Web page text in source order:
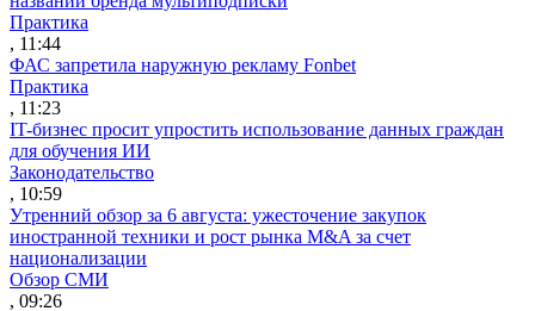
Практика
, 11:44
ФАС запретила наружную рекламу Fonbet
Практика
, 11:23
IT-бизнес просит упростить использование данных граждан
для обучения ИИ
Законодательство
, 10:59
Утренний обзор за 6 августа: ужесточение закупок
иностранной техники и рост рынка M&A за счет
национализации
Обзор СМИ
, 09:26